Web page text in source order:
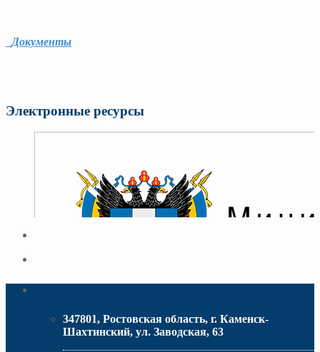
Документы
Электронные ресурсы
347801, Ростовская область, г. Каменск-
Шахтинский, ул. Заводская, 63